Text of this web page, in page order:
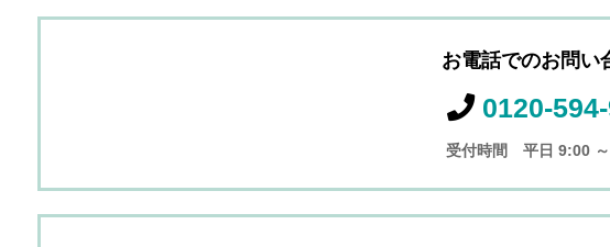
お電話でのお問い
0120-
受付時間 平日 9:00